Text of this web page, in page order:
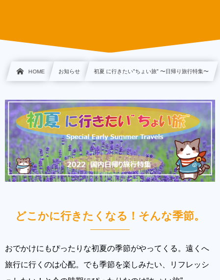
HOME お知らせ 初夏 に行きたい”ちょい旅”​ 〜日帰り旅行特集〜
どこかに行きたくなる！そんな季節。
おでかけにもぴったりな初夏の季節がやってくる。遠くへ
旅行に行くのは心配。でも季節を楽しみたい、リフレッシ